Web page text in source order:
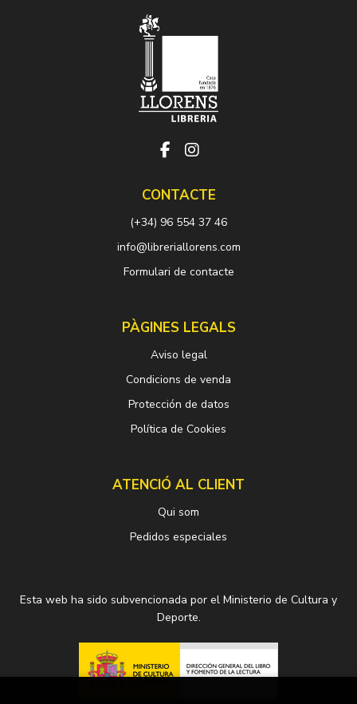
CONTACTE
(+34) 96 554 37 46
info@libreriallorens.com
Formulari de contacte
PÀGINES LEGALS
Aviso legal
Condicions de venda
Protección de datos
Política de Cookies
ATENCIÓ AL CLIENT
Qui som
Pedidos especiales
Esta web ha sido subvencionada por el Ministerio de Cultura y
Deporte.